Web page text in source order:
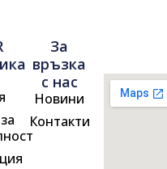
За
връзка
с нас
Новини
Контакти